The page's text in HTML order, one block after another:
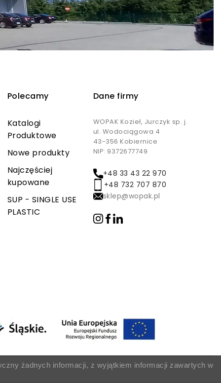
Dane firmy
WOPAK Kozieł, Jurczyk sp. j.
ul. Wodociągowa 4
43-356 Kobiernice
NIP: 9372677749
+48 33 43 22 970
+48 732 707 870
sklep@wopak.pl
Polecamy
Katalogi
Produktowe
Nowe produkty
Najczęściej
kupowane
SUP - SINGLE USE
PLASTIC
żadnych informacji, z wyjątkiem informacji zawartych w